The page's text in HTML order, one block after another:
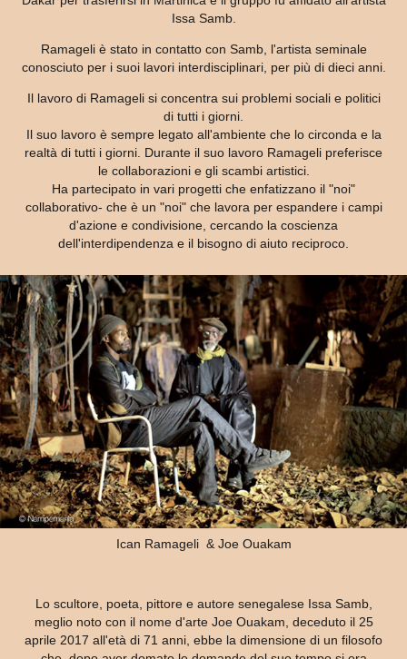
Issa Samb.
Ramageli è stato in contatto con Samb, l'artista seminale
conosciuto per i suoi lavori interdisciplinari, per più di dieci anni.
Il lavoro di Ramageli si concentra sui problemi sociali e politici
di tutti i giorni.
Il suo lavoro è sempre legato all'ambiente che lo circonda e la
realtà di tutti i giorni. Durante il suo lavoro Ramageli preferisce
le collaborazioni e gli scambi artistici.
Ha partecipato in vari progetti che enfatizzano il "noi"
collaborativo- che è un "noi" che lavora per espandere i campi
d'azione e condivisione, cercando la coscienza
dell'interdipendenza e il bisogno di aiuto reciproco.
Ican Ramageli & Joe Ouakam
Lo scultore, poeta, pittore e autore senegalese Issa Samb,
meglio noto con il nome d'arte Joe Ouakam, deceduto il 25
aprile 2017 all'età di 71 anni, ebbe la dimensione di un filosofo